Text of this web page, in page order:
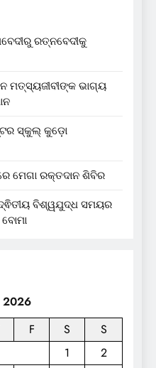
ରତ୍ନବେଦୀକୁ
ମତ୍ସ୍ୟଜୀବୀଙ୍କ ଭାଗ୍ୟ
ସ୍କୁଲ୍ କୁଡ଼ୋ
ମେଗା ରକ୍ତଦାନ ଶିବିର
ଦ୍ଵିତୀୟ ବିଶ୍ୱଯୁଦ୍ଧ ସମୟର
2026
F S
S
1
2